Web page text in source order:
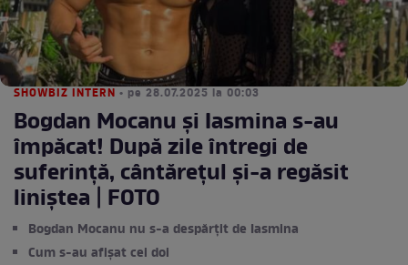
SHOWBIZ INTERN • pe 28.07.2025 la 00:03
Bogdan Mocanu și Iasmina s-au
împăcat! După zile întregi de
suferință, cântărețul și-a regăsit
liniștea | FOTO
Bogdan Mocanu nu s-a despărțit de Iasmina
Cum s-au afișat cei doi